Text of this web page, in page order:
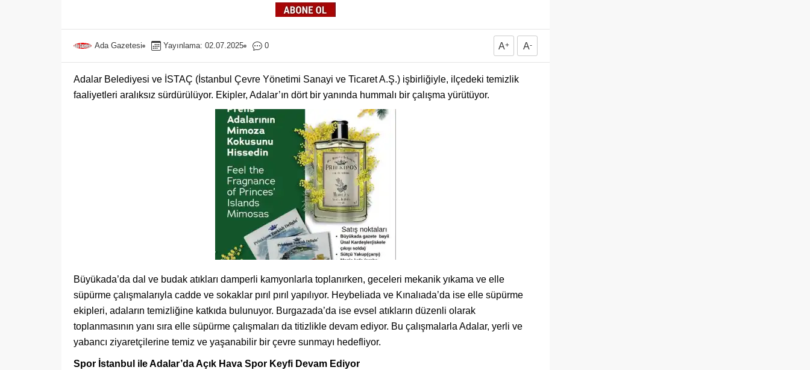
Ada Gazetesi Yayınlama: 02.07.2025 0 A+ A-
Adalar Belediyesi ve İSTAÇ (İstanbul Çevre Yönetimi Sanayi ve Ticaret A.Ş.) işbirliğiyle, ilçedeki temizlik
faaliyetleri aralıksız sürdürülüyor. Ekipler, Adalar’ın dört bir yanında hummalı bir çalışma yürütüyor.
Büyükada’da dal ve budak atıkları damperli kamyonlarla toplanırken, geceleri mekanik yıkama ve elle
süpürme çalışmalarıyla cadde ve sokaklar pırıl pırıl yapılıyor. Heybeliada ve Kınalıada’da ise elle süpürme
ekipleri, adaların temizliğine katkıda bulunuyor. Burgazada’da ise evsel atıkların düzenli olarak
toplanmasının yanı sıra elle süpürme çalışmaları da titizlikle devam ediyor. Bu çalışmalarla Adalar, yerli ve
yabancı ziyaretçilerine temiz ve yaşanabilir bir çevre sunmayı hedefliyor.
Spor İstanbul ile Adalar’da Açık Hava Spor Keyfi Devam Ediyor